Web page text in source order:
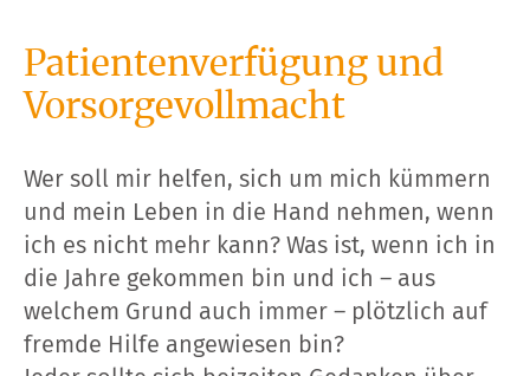
Patientenverfügung und
Vorsorgevollmacht
Wer soll mir helfen, sich um mich kümmern
und mein Leben in die Hand nehmen, wenn
ich es nicht mehr kann? Was ist, wenn ich in
die Jahre gekommen bin und ich – aus
welchem Grund auch immer – plötzlich auf
fremde Hilfe angewiesen bin?